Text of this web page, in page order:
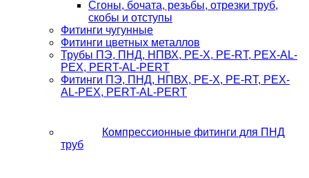
Сгоны, бочата, резьбы, отрезки труб,
скобы и отступы
Фитинги чугунные
Фитинги цветных металлов
Трубы ПЭ, ПНД, НПВХ, PE-X, PE-RT, PEX-AL-
PEX, PERT-AL-PERT
Фитинги ПЭ, ПНД, НПВХ, PE-X, PE-RT, PEX-
AL-PEX, PERT-AL-PERT
Компрессионные фитинги для ПНД
труб